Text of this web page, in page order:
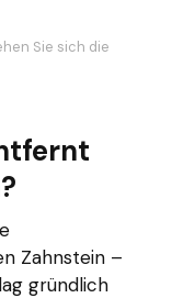
Sie sich die
Zahnstein –
gründlich